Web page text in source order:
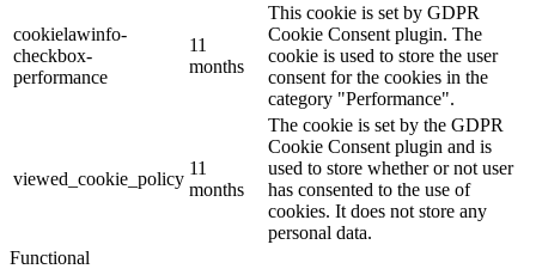
cookielawinfo-
checkbox-
performance
11
months
This cookie is set by GDPR
Cookie Consent plugin. The
cookie is used to store the user
consent for the cookies in the
category "Performance".
viewed_cookie_policy
11
months
The cookie is set by the GDPR
Cookie Consent plugin and is
used to store whether or not user
has consented to the use of
cookies. It does not store any
personal data.
Functional